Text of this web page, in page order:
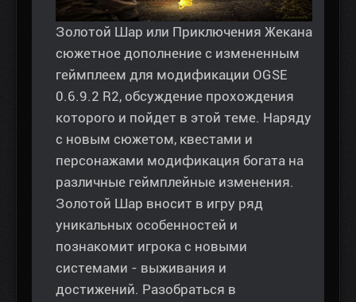
Золотой Шар или Приключения Жекана
сюжетное дополнение с измененным
геймплеем для модификации OGSE
0.6.9.2 R2, обсуждение прохождения
которого и пойдет в этой теме. Наряду
с новым сюжетом, квестами и
персонажами модификация богата на
различные геймплейные изменения.
Золотой Шар вносит в игру ряд
уникальных особенностей и
познакомит игрока с новыми
системами - выживания и
достижений. Разобраться в